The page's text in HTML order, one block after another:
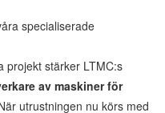
specialiserade
projekt stärker LTMC:s
av maskiner för
utrustningen nu körs med